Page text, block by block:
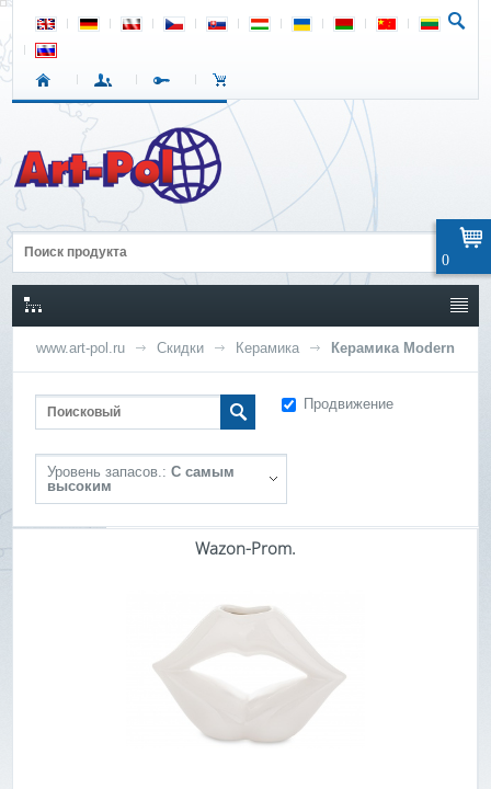
www.art-pol.ru Скидки Керамика Керамика Modern
Продвижение
Уровень запасов.: С самым
высоким
Wazon-Prom.
0